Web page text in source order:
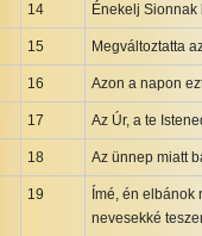
14 Énekelj
15 Megváltoztatta
16 Azon a napon
17 Az Úr, a te
18 Az ünnep miatt
19
Ímé, én
nevesekké